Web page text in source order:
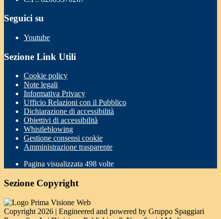
Seguici su
Youtube
Sezione Link Utili
Cookie policy
Note legali
Informativa Privacy
Ufficio Relazioni con il Pubblico
Dichiarazione di accessibilità
Obiettivi di accessibilità
Whistleblowing
Gestione consensi cookie
Amministrazione trasparente
Pagina visualizzata 498 volte
Sezione Copyright
Copyright 2026 | Engineered and powered by Gruppo Spaggiari